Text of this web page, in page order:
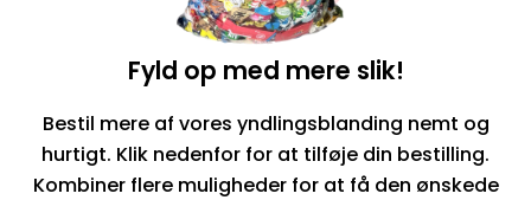
Fyld op med mere slik!
Bestil mere af vores yndlingsblanding nemt og
hurtigt. Klik nedenfor for at tilføje din bestilling.
Kombiner flere muligheder for at få den ønskede